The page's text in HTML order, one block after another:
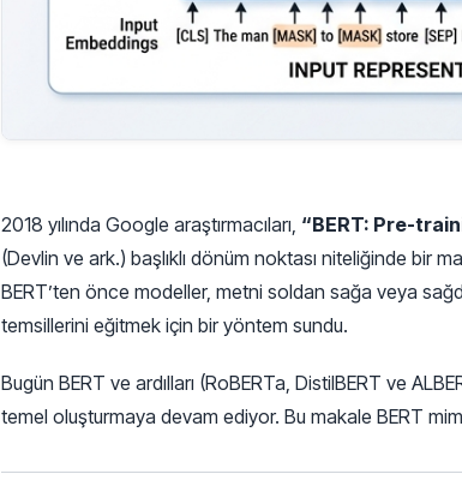
2018 yılında Google araştırmacıları, “BERT: Pre-
(Devlin ve ark.) başlıklı dönüm noktası niteliğinde bir
BERT’ten önce modeller, metni soldan sağa veya
temsillerini eğitmek için bir yöntem sundu.
Bugün BERT ve ardılları (RoBERTa, DistilBERT ve
temel oluşturmaya devam ediyor. Bu makale BERT